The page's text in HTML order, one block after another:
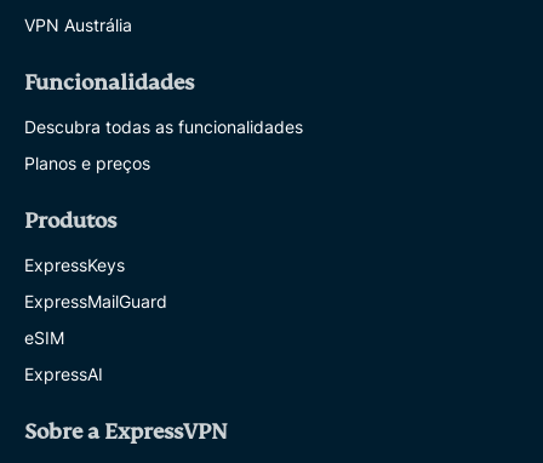
VPN Austrália
Funcionalidades
Descubra todas as funcionalidades
Planos e preços
Produtos
ExpressKeys
ExpressMailGuard
eSIM
ExpressAI
Sobre a ExpressVPN